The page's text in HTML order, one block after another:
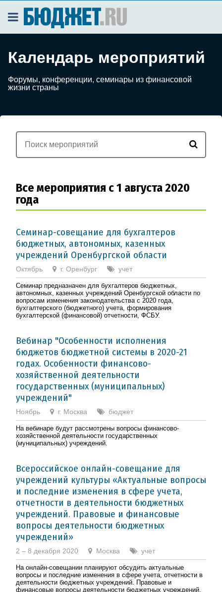
Календарь мероприятий
Форумы, конференции, семинары из финансовой
жизни страны
Все мероприятия с 1 августа 2020
года
Семинар-совещание для бухгалтеров
бюджетных, автономных, казенных
учреждений Оренбургской области
Октябрь г. Оренбург учет
Семинар предназначен для бухгалтеров бюджетных,
автономных, казенных учреждений Оренбургской области по
вопросам изменения законодательства с 2020 года,
бухгалтерского (бюджетного) учета, формирования
бухгалтерской (финансовой) отчетности, ФСБУ.
Вебинар "Особенности исполнения
бюджетов бюджетной системы в 2020-21
годах. Особенности финансово-
хозяйственной деятельности
государственных (муниципальных)
учреждений"
Ноябрь г. Москва бюджет
На вебинаре будут рассмотрены вопросы финансово-
хозяйственной деятельности государственных
(муниципальных) учреждений.
Всероссийское онлайн-совещание для
учреждений культуры «Актуальные вопросы
и последние изменения в сфере учета,
отчетности в деятельности бюджетных
учреждений. Правовые и финансовые
вопросы деятельности бюджетных
учреждений»
2 – 8 декабря 2020 Москва учет
На онлайн-совещании планируют обсудить актуальные
вопросы и последние изменения в сфере учета, отчетности в
деятельности бюджетных учреждений. Правовые и
финансовые вопросы деятельности бюджетных учреждений.